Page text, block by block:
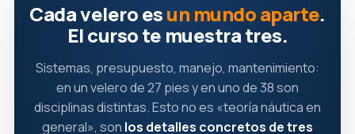
Cada velero esun mundo aparte.
El curso te muestra tres.
Sistemas, presupuesto, manejo, mantenimiento:
en un velero de 27 pies y en uno de 38 son
disciplinas distintas. Esto no es «teoría náutica en
general», son los detalles concretos de tres